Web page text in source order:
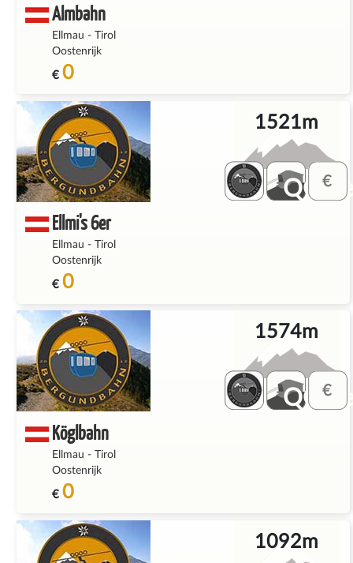
Almbahn
Ellmau - Tirol
Oostenrijk
€ 0
Ellmi's 6er
Ellmau -
Tirol
Oostenrijk
€ 0
1521m
Köglbahn
Ellmau - Tirol
Oostenrijk
€ 0
1574m
1092m